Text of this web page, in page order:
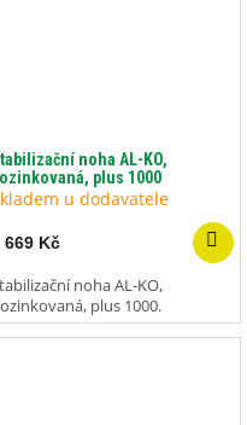
noha AL-KO,
plus 1000
u dodavatele
669 Kč
noha AL-KO,
plus 1000.